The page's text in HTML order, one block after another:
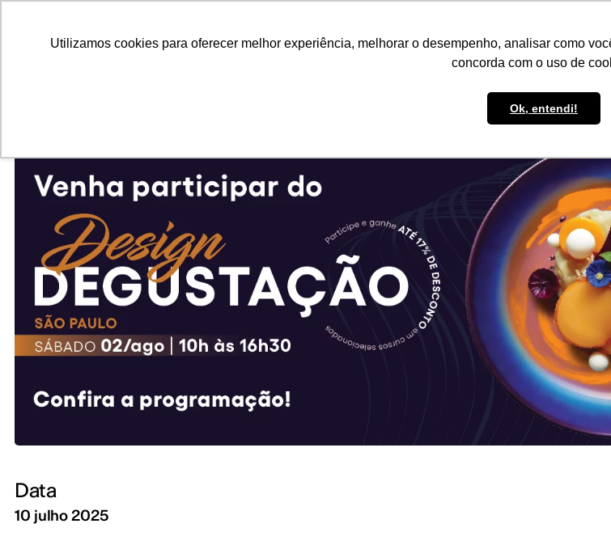
Utilizamos cookies para oferecer melhor experiência, melhorar o desempenho, analisar como
concorda com o uso de
Ok, entendi!
Data
10 julho 2025